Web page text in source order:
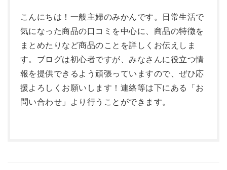
こんにちは！一般主婦のみかんです。日常生活で
気になった商品の口コミを中心に、商品の特徴を
まとめたりなど商品のことを詳しくお伝えしま
す。ブログは初心者ですが、みなさんに役立つ情
報を提供できるよう頑張っていますので、ぜひ応
援よろしくお願いします！連絡等は下にある「お
問い合わせ」より行うことができます。